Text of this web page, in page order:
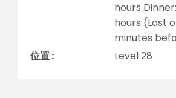
hours
hours (Last
minutes
位置 :
Level 28